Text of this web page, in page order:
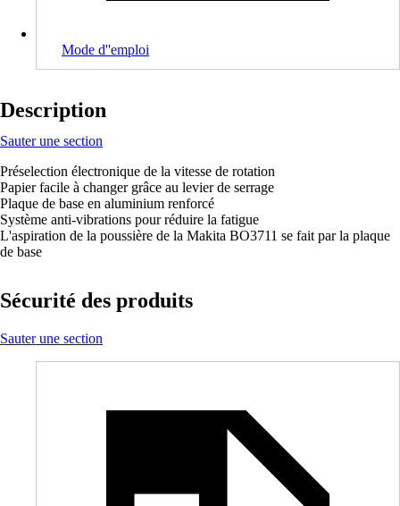
Mode d''emploi
Description
Sauter une section
Préselection électronique de la vitesse de rotation
Papier facile à changer grâce au levier de serrage
Plaque de base en aluminium renforcé
Système anti-vibrations pour réduire la fatigue
L'aspiration de la poussière de la Makita BO3711 se fait par la plaque
de base
Sécurité des produits
Sauter une section